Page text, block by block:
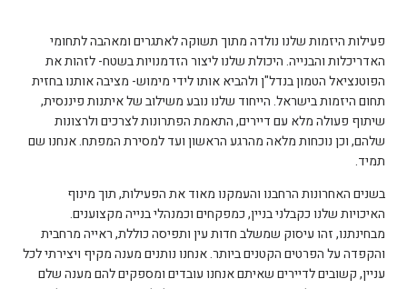
פעילות היזמות שלנו נולדה מתוך תשוקה לאתגרים ומאהבה לתחומי
האדריכלות והבנייה. היכולת שלנו ליצור הזדמנויות בשטח- לזהות את
הפוטנציאל הטמון בנדל"ן ולהביא אותו לידי מימוש- מציבה אותנו בחזית
תחום היזמות בישראל. הייחוד שלנו נובע משילוב של איתנות פיננסית,
שיתוף פעולה מלא עם דיירים, התאמת הפתרונות לצרכים ולרצונות
שלהם, וכן נוכחות מלאה מהרגע הראשון ועד למסירת המפתח. אנחנו שם
תמיד.
בשנים האחרונות הרחבנו והעמקנו מאוד את הפעילות, תוך מינוף
האיכויות שלנו כקבלני בניין, כמפקחים וכמנהלי בנייה מקצוענים.
מבחינתנו, זהו עיסוק שמשלב חדות עין ותפיסה כוללת, ראייה מרחבית
והקפדה על הפרטים הקטנים ביותר. אנחנו נותנים מענה מקיף ויצירתי לכל
עניין, קשובים לדיירים שאיתם אנחנו עובדים ומספקים להם מענה שלם